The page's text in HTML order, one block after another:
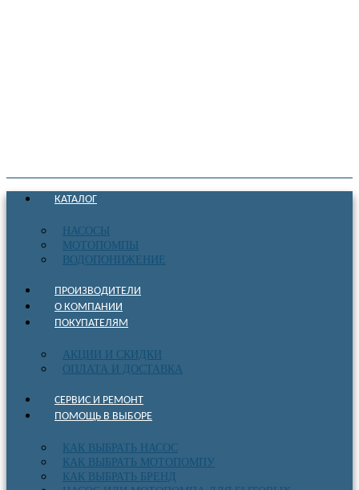
КАТАЛОГ
НАСОСЫ
МОТОПОМПЫ
ВОДОПОНИЖЕНИЕ
ПРОИЗВОДИТЕЛИ
О КОМПАНИИ
ПОКУПАТЕЛЯМ
АКЦИИ И СКИДКИ
ОПЛАТА И ДОСТАВКА
СЕРВИС И РЕМОНТ
ПОМОЩЬ В ВЫБОРЕ
КАК ВЫБРАТЬ НАСОС
КАК ВЫБРАТЬ МОТОПОМПУ
КАК ВЫБРАТЬ БРЕНД